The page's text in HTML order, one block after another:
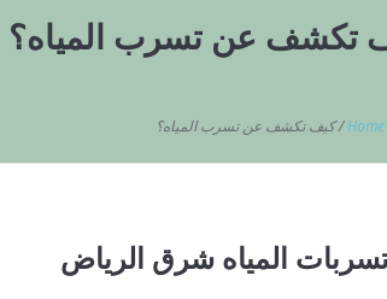
تكشف عن تسرب المياه؟
Home
/كيف تكشف عن تسرب المياه؟
المياه شرق الرياض